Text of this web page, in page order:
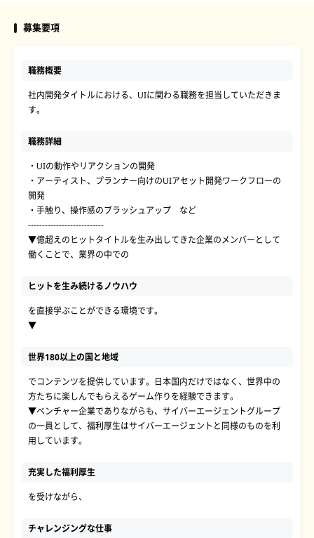
募集要項
職務概要
社内開発タイトルにおける、UIに関わる職務を担当していただきま
す。
職務詳細
・UIの動作やリアクションの開発
・アーティスト、プランナー向けのUIアセット開発ワークフローの
開発
・手触り、操作感のブラッシュアップ など
---------------------------
▼億超えのヒットタイトルを生み出してきた企業のメンバーとして
働くことで、業界の中での
ヒットを生み続けるノウハウ
を直接学ぶことができる環境です。
▼
世界180以上の国と地域
でコンテンツを提供しています。日本国内だけではなく、世界中の
方たちに楽しんでもらえるゲーム作りを経験できます。
▼ベンチャー企業でありながらも、サイバーエージェントグループ
の一員として、福利厚生はサイバーエージェントと同様のものを利
用しています。
充実した福利厚生
を受けながら、
チャレンジングな仕事